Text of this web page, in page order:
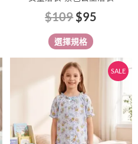
$109$95
選擇規格
面
選
擇
選
項
SALE
原
始
價
格：
$99。
格：
$89。
此
產
品
有
多
種